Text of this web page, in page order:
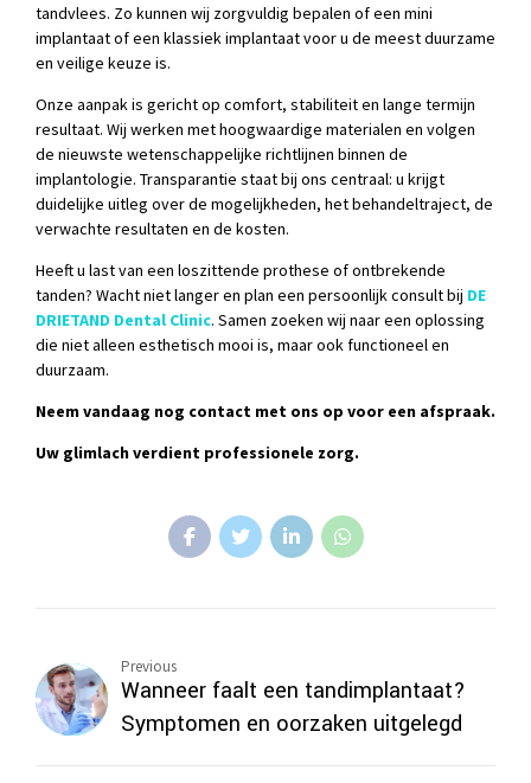
tandvlees. Zo kunnen wij zorgvuldig bepalen of een mini
implantaat of een klassiek implantaat voor u de meest duurzame
en veilige keuze is.
Onze aanpak is gericht op comfort, stabiliteit en lange termijn
resultaat. Wij werken met hoogwaardige materialen en volgen
de nieuwste wetenschappelijke richtlijnen binnen de
implantologie. Transparantie staat bij ons centraal: u krijgt
duidelijke uitleg over de mogelijkheden, het behandeltraject, de
verwachte resultaten en de kosten.
Heeft u last van een loszittende prothese of ontbrekende
tanden? Wacht niet langer en plan een persoonlijk consult bij DE
DRIETAND Dental Clinic. Samen zoeken wij naar een oplossing
die niet alleen esthetisch mooi is, maar ook functioneel en
duurzaam.
Neem vandaag nog contact met ons op voor een afspraak.
Uw glimlach verdient professionele zorg.
Previous
Wanneer faalt een tandimplantaat?
Symptomen en oorzaken uitgelegd